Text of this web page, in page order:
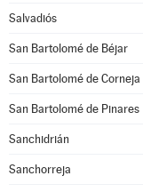
Salvadiós
San Bartolomé de Béjar
San Bartolomé de Corneja
San Bartolomé de Pinares
Sanchidrián
Sanchorreja